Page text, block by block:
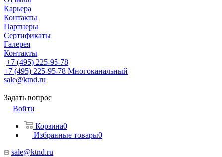
Карьера
Контакты
Партнеры
Сертификаты
Галерея
Контакты
+7 (495) 225-95-78
+7 (495) 225-95-78 Многоканальный
sale@ktnd.ru
Задать вопрос
Войти
Корзина0
Избранные товары0
sale@ktnd.ru